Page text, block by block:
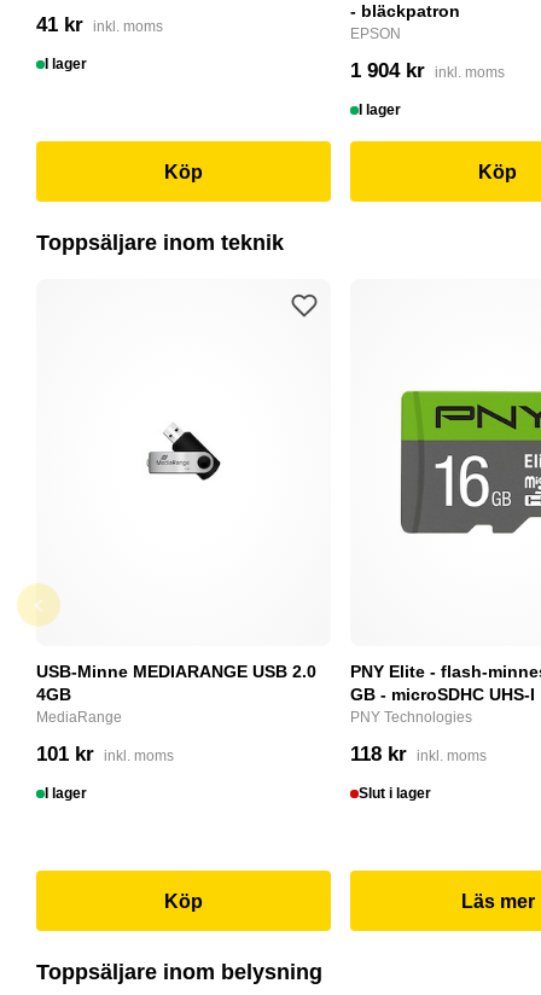
41 kr inkl. moms
I lager
Köp
- bläckpatron
EPSON
1 904 kr inkl. moms
I lager
Köp
Toppsäljare inom teknik
USB-Minne MEDIARANGE USB 2.0
4GB
MediaRange
101 kr inkl. moms
I lager
Köp
PNY Elite - flash-
GB - microSDHC UHS-I
PNY Technologies
118 kr inkl. moms
Slut i lager
Läs mer
Toppsäljare inom belysning